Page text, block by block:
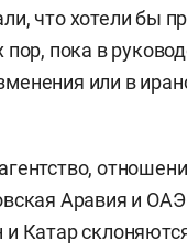
что хотели бы
пор, пока в
или в
Аравия и
Катар